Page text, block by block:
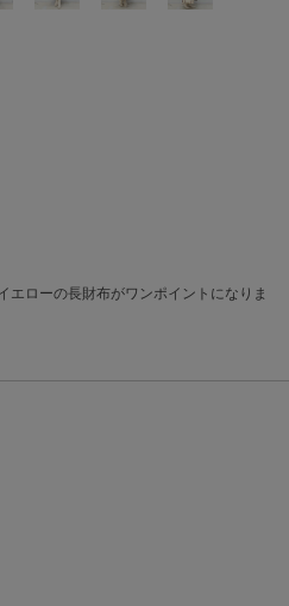
エローの長財布がワンポイントになりま